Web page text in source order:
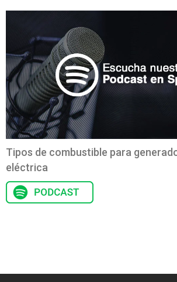
Tipos de combustible para
eléctrica